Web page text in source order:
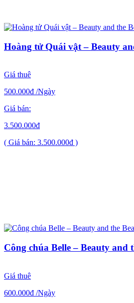
Hoàng tử Quái vật – Beauty
Giá thuê
500.000đ /Ngày
Giá bán:
3.500.000đ
( Giá bán: 3.500.000đ )
Công chúa Belle – Beauty and
Giá thuê
600.000đ /Ngày